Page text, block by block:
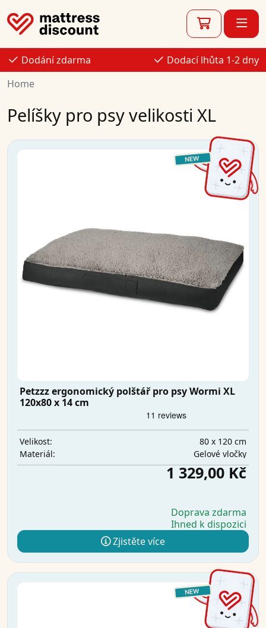
Dodání zdarma
Dodací lhůta 1-2 dny
Home
Pelíšky pro psy velikosti XL
Petzzz ergonomický polštář pro psy Wormi XL
120x80 x 14 cm
Velikost:
80 x 120 cm
Materiál:
Gelové vločky
1 329,00 Kč
Doprava zdarma
Ihned k dispozici
Zjistěte více